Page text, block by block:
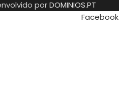
porDOMINIOS.PT
Facebook